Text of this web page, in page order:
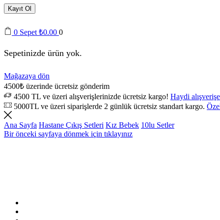
Kayıt Ol
0 Sepet ₺0.00 0
Sepetinizde ürün yok.
Mağazaya dön
4500₺ üzerinde ücretsiz gönderim
4500 TL ve üzeri alışverişlerinizde ücretsiz kargo! Haydi alışverişe
5000TL ve üzeri siparişlerde 2 günlük ücretsiz standart kargo.
Ana Sayfa Hastane Çıkış Setleri Kız Bebek 10lu Setler
Bir önceki sayfaya dönmek için tıklayınız